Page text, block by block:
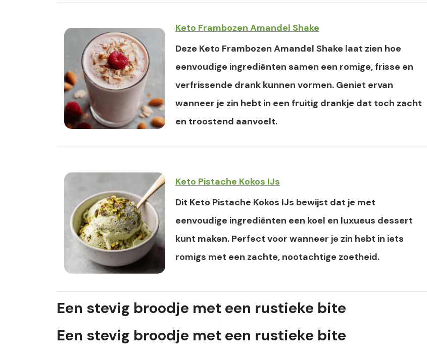
Keto Frambozen Amandel Shake
Deze Keto Frambozen Amandel Shake laat zien hoe
eenvoudige ingrediënten samen een romige, frisse en
verfrissende drank kunnen vormen. Geniet ervan
wanneer je zin hebt in een fruitig drankje dat toch zacht
en troostend aanvoelt.
Keto Pistache Kokos IJs
Dit Keto Pistache Kokos IJs bewijst dat je met
eenvoudige ingrediënten een koel en luxueus dessert
kunt maken. Perfect voor wanneer je zin hebt in iets
romigs met een zachte, nootachtige zoetheid.
Een stevig broodje met een rustieke bite
Een stevig broodje met een rustieke bite